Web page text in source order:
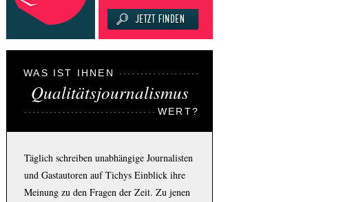
WAS IST IHNEN
Qualitätsjournalismus
WERT?
Täglich schreiben unabhängige Journalisten
und Gastautoren auf Tichys Einblick ihre
Meinung zu den Fragen der Zeit. Zu jenen